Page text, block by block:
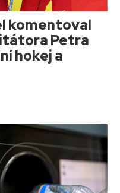
komentoval
Petra
hokej a